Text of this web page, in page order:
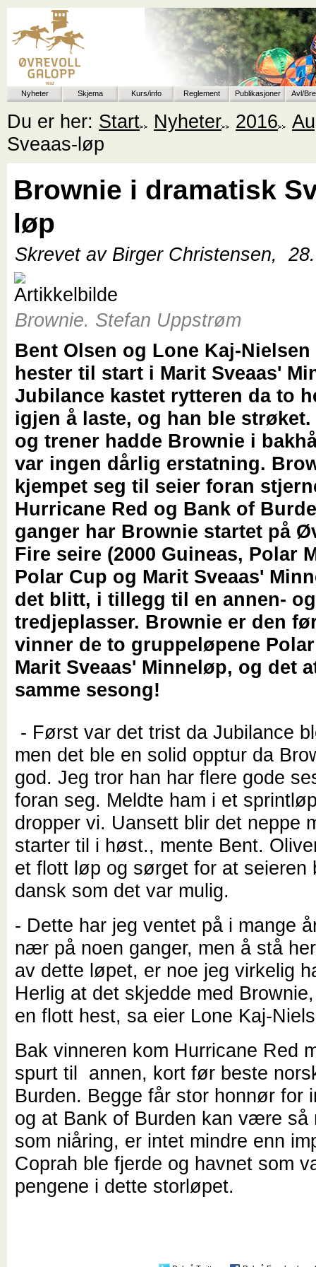
Nyheter Skjema Kurs/info Reglement Publikasjoner Avl/
Du er her: Start Nyheter 2016
Sveaas-løp
Brownie i dramatisk
løp
Skrevet av Birger Christensen,
Brownie. Stefan Uppstrøm
Bent Olsen og Lone Kaj-
hester til start i Marit Sveaas'
Jubilance kastet rytteren da to
igjen å laste, og han ble strøket.
og trener hadde Brownie i
var ingen dårlig erstatning.
kjempet seg til seier foran
Hurricane Red og Bank of
ganger har Brownie startet på
Fire seire (2000 Guineas, Polar
Polar Cup og Marit Sveaas'
det blitt, i tillegg til en annen-
tredjeplasser. Brownie er den
vinner de to gruppeløpene
Marit Sveaas' Minneløp, og det
samme sesong!
- Først var det trist da Jubilance
men det ble en solid opptur da
god. Jeg tror han har flere gode
foran seg. Meldte ham i et
dropper vi. Uansett blir det neppe
starter til i høst., mente Bent.
et flott løp og sørget for at seieren
dansk som det var mulig.
- Dette har jeg ventet på i mange
nær på noen ganger, men å stå
av dette løpet, er noe jeg virkelig
Herlig at det skjedde med
en flott hest, sa eier Lone Kaj-
Bak vinneren kom Hurricane Red
spurt til annen, kort før beste
Burden. Begge får stor honnør for
og at Bank of Burden kan være
som niåring, er intet mindre enn
Coprah ble fjerde og havnet som
pengene i dette storløpet.